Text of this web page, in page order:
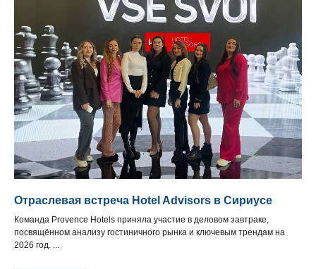
Отраслевая встреча Hotel Advisors в Сириусе
Команда Provence Hotels приняла участие в деловом завтраке,
посвящённом анализу гостиничного рынка и ключевым трендам на
2026 год. ...